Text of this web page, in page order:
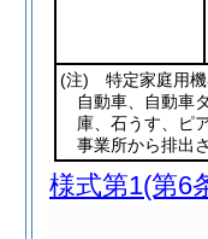
(注) 特定家庭用機
自動車、自動車
庫、石うす、ピ
事業所から排出
様式第1(第6